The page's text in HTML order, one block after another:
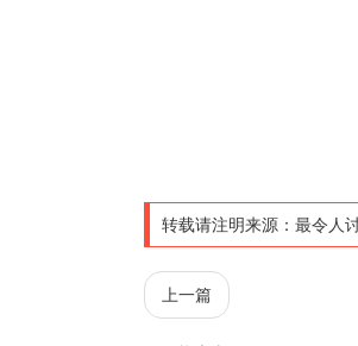
转载请注明来源： 最令人
上一篇